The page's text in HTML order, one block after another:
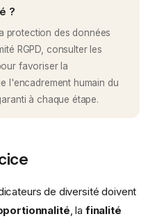
?
protection des données
RGPD, consulter les
favoriser la
l'encadrement humain du
à chaque étape.
de diversité doivent
, la finalité